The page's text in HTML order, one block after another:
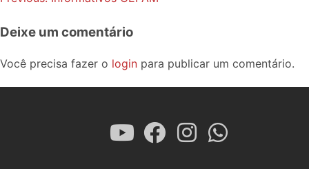
Deixe um comentário
Você precisa fazer o login para publicar um comentário.